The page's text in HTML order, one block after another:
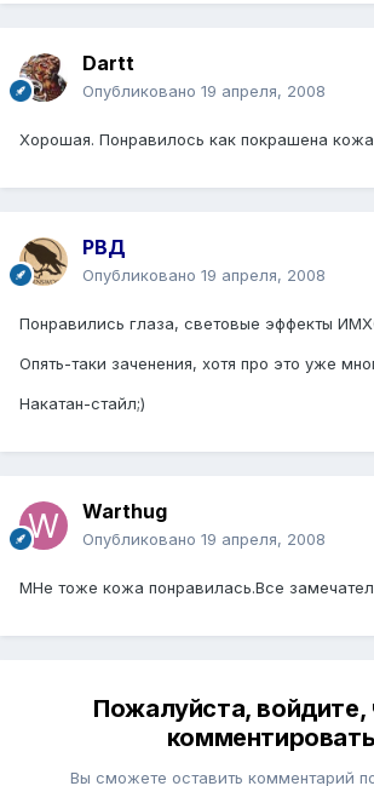
Dartt
Опубликовано 19 апреля, 2008
Хорошая. Понравилось как покрашена
РВД
Опубликовано 19 апреля, 2008
Понравились глаза, световые эффекты
Опять-таки заченения, хотя про это уже
Накатан-стайл;)
Warthug
Опубликовано 19 апреля, 2008
МНе тоже кожа понравилась.Все
Пожалуйста, войдите,
комментировать
Вы сможете оставить комментарий